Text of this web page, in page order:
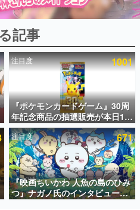
ランキング
！ ページビュー数万以上！ などな
れた、電ファミ渾身の“殿堂入り”記
記事
注目度 1001
『ポケモンカードゲーム』30周
年記念商品の抽選販売が本日12
時より開始。拡張パック「30th
CELEBRATION」のボックス
に、「プレミアムデッキセット
エーフィ・ブラッキー」
「FUTURISTIC BOX」の計3商
品
注目度 671
『映画ちいかわ 人魚の島のひみ
つ』ナガノ氏のインタビューが
解禁。もしまた映画をやれるな